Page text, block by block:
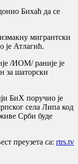
Бихаћ да се
мигрантски
је Атлагић.
/ИОМ/ раније је
за шаторски
БиХ поручио је
села Липа код
Срби буде
преузета са: rtrs.tv